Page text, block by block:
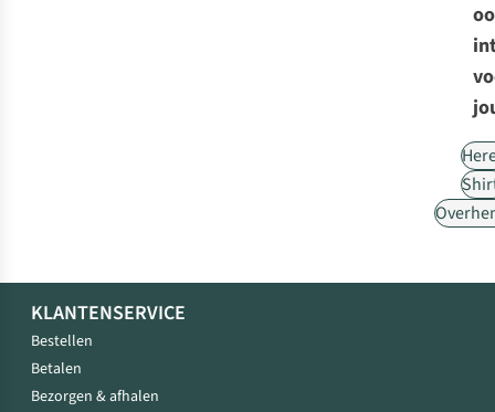
KLANTENSERVICE
Bestellen
Betalen
Bezorgen & afhalen